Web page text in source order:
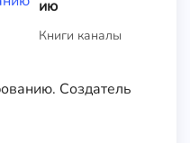
ию
Книги каналы
Создатель